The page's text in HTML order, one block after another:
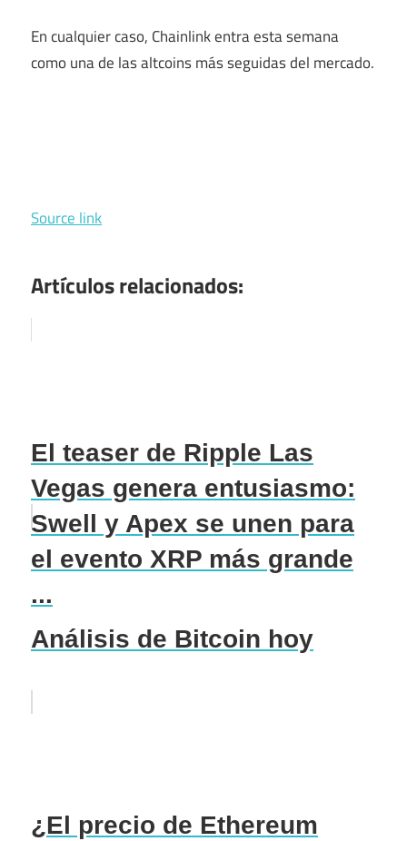
En cualquier caso, Chainlink entra esta semana
como una de las altcoins más seguidas del mercado.
Source link
Artículos relacionados:
El teaser de Ripple Las
Vegas genera entusiasmo:
Swell y Apex se unen para
el evento XRP más grande
...
Análisis de Bitcoin hoy
¿El precio de Ethereum